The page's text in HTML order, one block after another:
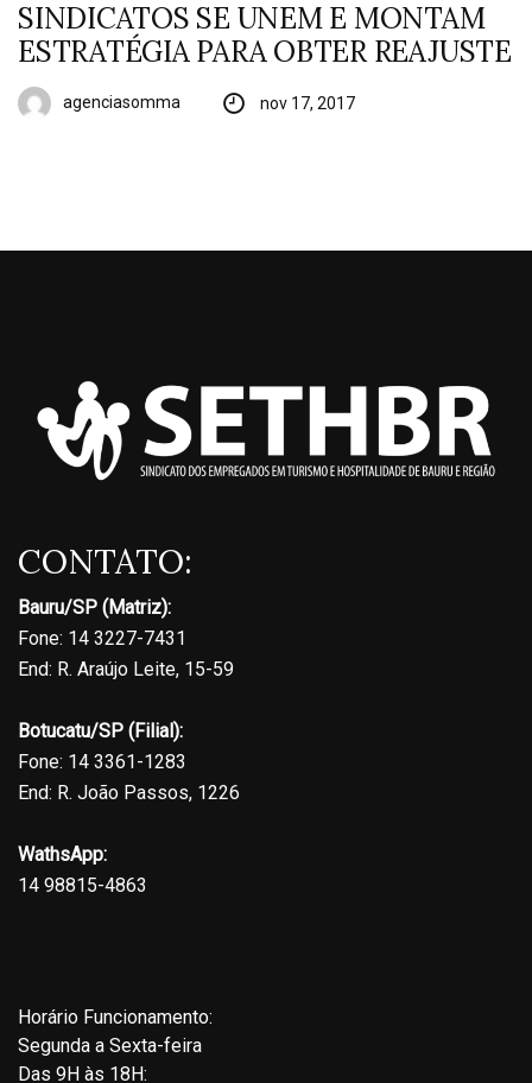
SINDICATOS SE UNEM E MONTAM
ESTRATÉGIA PARA OBTER REAJUSTE
agenciasomma nov 17, 2017
CONTATO:
Bauru/SP (Matriz):
Fone: 14 3227-7431
End: R. Araújo Leite, 15-59
Botucatu/SP (Filial):
Fone: 14 3361-1283
End: R. João Passos, 1226
WathsApp:
14 98815-4863
Horário Funcionamento:
Segunda a Sexta-feira
Das 9H às 18H: